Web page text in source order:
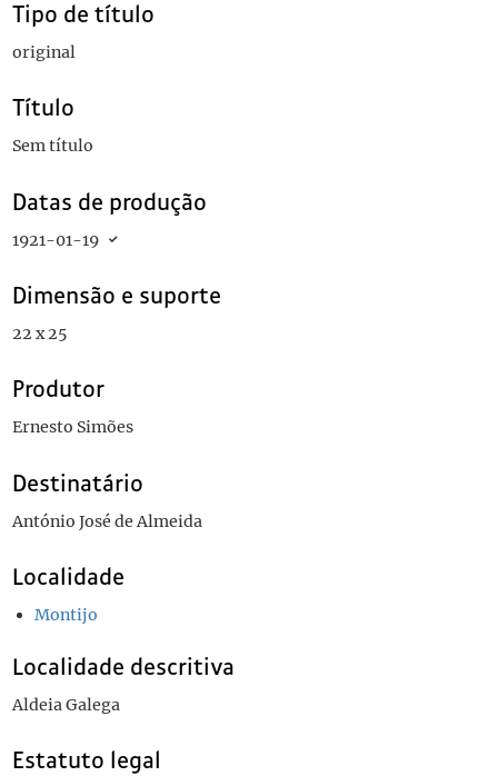
Tipo de título
original
Título
Sem título
Datas de produção
1921-01-19
Dimensão e suporte
22 x 25
Produtor
Ernesto Simões
Destinatário
António José de Almeida
Localidade
Montijo
Localidade descritiva
Aldeia Galega
Estatuto legal